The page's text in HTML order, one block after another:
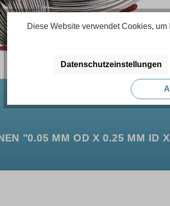
"0.05 MM OD X 0.25 MM ID
Diese Website verwendet Cookies,
Datenschutzeinstellungen